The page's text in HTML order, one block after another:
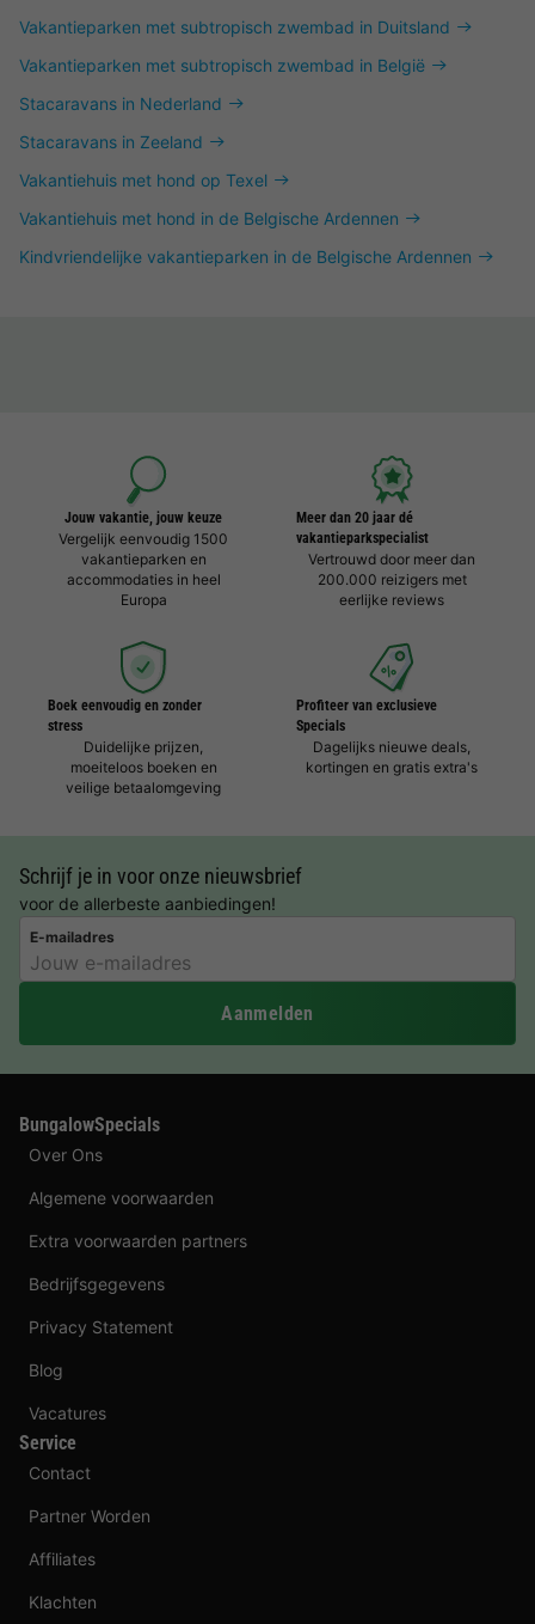
Vakantieparken met subtropisch zwembad in Duitsland
Vakantieparken met subtropisch zwembad in België
Stacaravans in Nederland
Stacaravans in Zeeland
Vakantiehuis met hond op Texel
Vakantiehuis met hond in de Belgische Ardennen
Kindvriendelijke vakantieparken in de Belgische Ardennen
Jouw vakantie, jouw keuze
Vergelijk eenvoudig 1500
vakantieparken en
accommodaties in heel
Europa
Meer dan 20 jaar dé
vakantieparkspecialist
Vertrouwd door meer dan
200.000 reizigers met
eerlijke reviews
Boek eenvoudig en zonder
stress
Duidelijke prijzen,
moeiteloos boeken en
veilige betaalomgeving
Profiteer van exclusieve
Specials
Dagelijks nieuwe deals,
kortingen en gratis extra's
Schrijf je in voor onze nieuwsbrief
voor de allerbeste aanbiedingen!
E-mailadres
Aanmelden
BungalowSpecials
Over Ons
Algemene voorwaarden
Extra voorwaarden partners
Bedrijfsgegevens
Privacy Statement
Blog
Vacatures
Service
Contact
Partner Worden
Affiliates
Klachten